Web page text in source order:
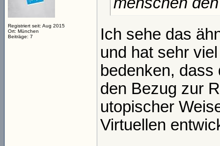
Registriert seit: Aug 2015
Ort: München
Beiträge: 7
Ich sehe das
und hat sehr
bedenken,
den Bezug zur
utopischer
Virtuellen